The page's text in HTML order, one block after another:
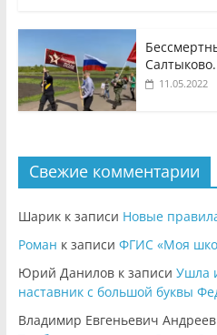
11.05.2022
Свежие комментарии
Шарикк записи Новые
Роман к записи ФГИС «Моя
Юрий Даниловк записи Ушла
наставник с большой буквы
Владимир Евгеньевич Андреев